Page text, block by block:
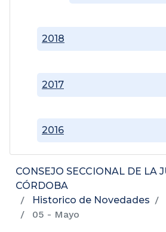
2016
2017
2018
CONSEJO SECCIONAL DE LA
CÓRDOBA
Historico de Novedades
05 - Mayo